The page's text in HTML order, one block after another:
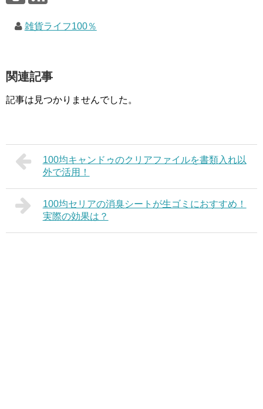
雑貨ライフ100％
関連記事
記事は見つかりませんでした。
100均キャンドゥのクリアファイルを書類入れ以
外で活用！
100均セリアの消臭シートが生ゴミにおすすめ！
実際の効果は？